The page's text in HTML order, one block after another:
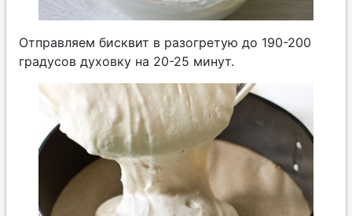
Отправляем бисквит в разогретую до 190-200
градусов духовку на 20-25 минут.